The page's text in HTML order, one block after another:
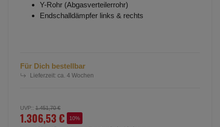
Y-Rohr (Abgasverteilerrohr)
Endschalldämpfer links & rechts
Für Dich bestellbar
Lieferzeit: ca. 4 Wochen
UVP:: 1.451,70 €
1.306,53 € 10%